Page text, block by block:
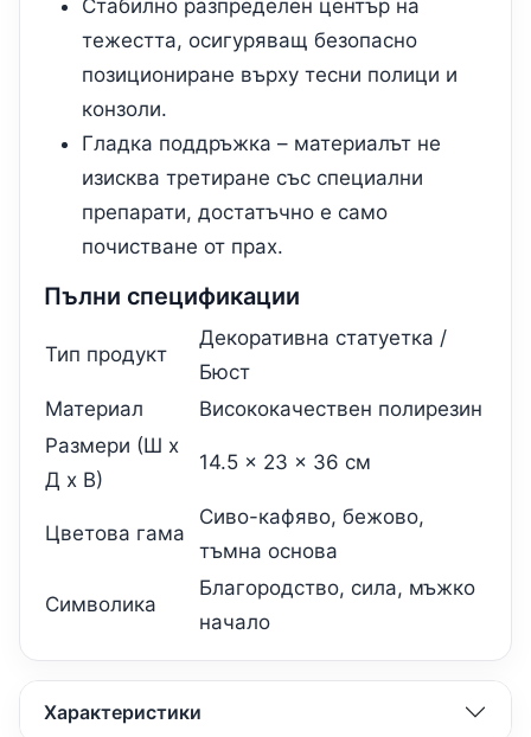
Стабилно разпределен център на
тежестта, осигуряващ безопасно
позициониране върху тесни полици и
конзоли.
Гладка поддръжка – материалът не
изисква третиране със специални
препарати, достатъчно е само
почистване от прах.
Пълни спецификации
Тип продукт
Декоративна статуетка /
Бюст
Материал
Висококачествен полирезин
Размери (Ш x
Д x В)
14.5 x 23 x 36 см
Цветова гама
Сиво-кафяво, бежово,
тъмна основа
Символика
Благородство, сила, мъжко
начало
Характеристики